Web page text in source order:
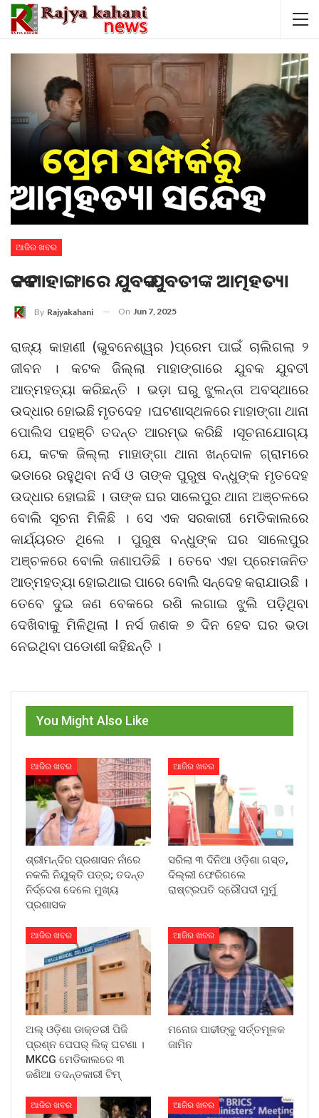
ଆଜିର ଖବର
କଟକ ମାହାଙ୍ଗାରେ ଯୁବକ-ଯୁବତୀଙ୍କ ଆତ୍ମହତ୍ୟା
By Rajyakahani On Jun 7, 2025
ରାଜ୍ୟ କାହାଣୀ (ଭୁବନେଶ୍ୱର )ପ୍ରେମ ପାଇଁ ଚାଲିଗଲା ୨
ଜୀବନ । କଟକ ଜିଲ୍ଲା ମାହାଙ୍ଗାରେ ଯୁବକ ଯୁବତୀ
ଆତ୍ମହତ୍ୟା କରିଛନ୍ତି । ଭଡ଼ା ଘରୁ ଝୁଲନ୍ତା ଅବସ୍ଥାରେ
ଉଦ୍ଧାର ହୋଇଛି ମୃତଦେହ ।ଘଟଣାସ୍ଥଳରେ ମାହାଙ୍ଗା ଥାନା
ପୋଲିସ ପହଞ୍ଚି ତଦନ୍ତ ଆରମ୍ଭ କରିଛି ।ସୂଚନାଯୋଗ୍ୟ
ଯେ, କଟକ ଜିଲ୍ଲା ମାହାଙ୍ଗା ଥାନା ଖନ୍ଦୋଳ ଗ୍ରାମରେ
ଭଡାରେ ରହୁଥିବା ନର୍ସ ଓ ତାଙ୍କ ପୁରୁଷ ବନ୍ଧୁଙ୍କ ମୃତଦେହ
ଉଦ୍ଧାର ହୋଇଛି । ତାଙ୍କ ଘର ସାଲେପୁର ଥାନା ଅଞ୍ଚଳରେ
ବୋଲି ସୂଚନା ମିଳିଛି । ସେ ଏକ ସରକାରୀ ମେଡିକାଲରେ
କାର୍ଯ୍ୟରତ ଥିଲେ । ପୁରୁଷ ବନ୍ଧୁଙ୍କ ଘର ସାଲେପୁର
ଅଞ୍ଚଳରେ ବୋଲି ଜଣାପଡିଛି । ତେବେ ଏହା ପ୍ରେମଜନିତ
ଆତ୍ମହତ୍ୟା ହୋଇଥାଇ ପାରେ ବୋଲି ସନ୍ଦେହ କରାଯାଉଛି ।
ତେବେ ଦୁଇ ଜଣ ବେକରେ ରଶି ଲଗାଇ ଝୁଲି ପଡ଼ିଥିବା
ଦେଖିବାକୁ ମିଳିଥିଲା l ନର୍ସ ଜଣକ ୭ ଦିନ ହେବ ଘର ଭଡା
ନେଇଥିବା ପଡୋଶୀ କହିଛନ୍ତି ।
You Might Also Like
ଆଜିର ଖବର
ଶ୍ରୀମନ୍ଦିର ପ୍ରଶାସନ ନାଁରେ
ନକଲି ନିଯୁକ୍ତି ପତ୍ର; ତଦନ୍ତ
ନିର୍ଦ୍ଦେଶ ଦେଲେ ମୁଖ୍ୟ
ପ୍ରଶାସକ
ଆଜିର ଖବର
ସରିଲା ୩ ଦିନିଆ ଓଡ଼ିଶା ଗସ୍ତ,
ଦିଲ୍ଲୀ ଫେରିଗଲେ
ରାଷ୍ଟ୍ରପତି ଦ୍ରୌପଦୀ ମୁର୍ମୁ
ଆଜିର ଖବର
ଅଲ୍ ଓଡ଼ିଶା ଡାକ୍ତରୀ ପିଜି
ପ୍ରଶ୍ନ ପେପର୍ ଲିକ୍ ଘଟଣା ।
MKCG ମେଡିକାଲରେ ୩
ଜଣିଆ ତଦନ୍ତକାରୀ ଟିମ୍
ଆଜିର ଖବର
ମନୋଜ ପାଢୀଙ୍କୁ ସର୍ତ୍ତମୂଳକ
ଜାମିନ
ଆଜିର ଖବର ଆଜିର ଖବର